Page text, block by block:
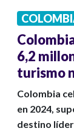
6,2
turismo
Colombia
en 2024,
destino